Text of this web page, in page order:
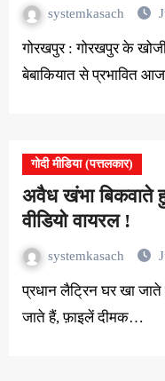
systemkasach
गोरखपुर : गोरखपुर के खोजी पत्रकार सत्येन्द्र के संघर्ष जुनून और
बेबाकियात से प्रभावित
गोदी मीडिया (पत्तलकार)
अवैध खंभा बिकवाते
वीडियो वायरल !
systemkasach
प्रधान लैट्रिन घर खा जाते हैं, अफसर भूसा खा जाते हैं, चूहे शराब पी
जाते हैं, फ़ाइलें दीमक…